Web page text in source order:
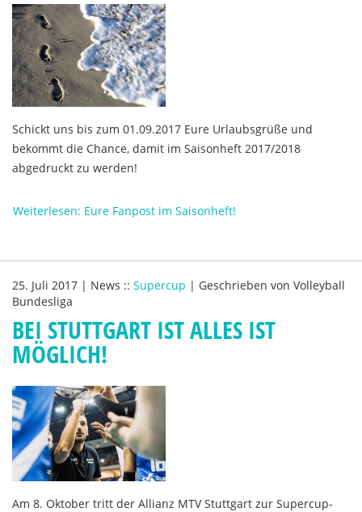
Schickt uns bis zum 01.09.2017 Eure Urlaubsgrüße und
bekommt die Chance, damit im Saisonheft 2017/2018
abgedruckt zu werden!
Weiterlesen: Eure Fanpost im Saisonheft!
25. Juli 2017 | News :: Supercup | Geschrieben von Volleyball
Bundesliga
BEI STUTTGART IST ALLES IST
MÖGLICH!
Am 8. Oktober tritt der Allianz MTV Stuttgart zur Supercup-